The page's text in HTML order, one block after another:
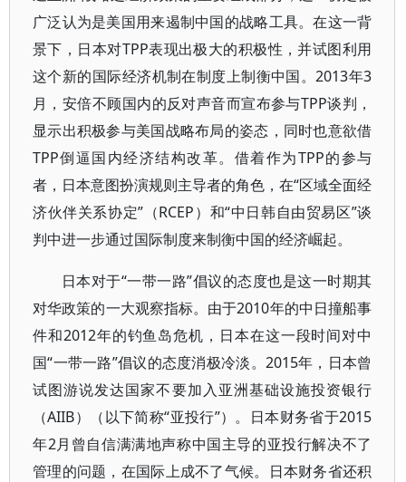
广泛认为是美国用来遏制中国的战略工具。在这一背
景下，日本对TPP表现出极大的积极性，并试图利用
这个新的国际经济机制在制度上制衡中国。2013年3
月，安倍不顾国内的反对声音而宣布参与TPP谈判，
显示出积极参与美国战略布局的姿态，同时也意欲借
TPP倒逼国内经济结构改革。借着作为TPP的参与
者，日本意图扮演规则主导者的角色，在“区域全面经
济伙伴关系协定”（RCEP）和“中日韩自由贸易区”谈
判中进一步通过国际制度来制衡中国的经济崛起。
日本对于“一带一路”倡议的态度也是这一时期其
对华政策的一大观察指标。由于2010年的中日撞船事
件和2012年的钓鱼岛危机，日本在这一段时间对中
国“一带一路”倡议的态度消极冷淡。2015年，日本曾
试图游说发达国家不要加入亚洲基础设施投资银行
（AIIB）（以下简称“亚投行”）。日本财务省于2015
年2月曾自信满满地声称中国主导的亚投行解决不了
管理的问题，在国际上成不了气候。日本财务省还积